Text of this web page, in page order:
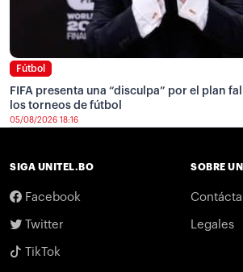
Fútbol
FIFA presenta una “disculpa” por el plan
los torneos de fútbol
05/08/2026 18:16
SIGA UNITEL.BO
Facebook
Twitter
TikTok
SOBRE
Legales